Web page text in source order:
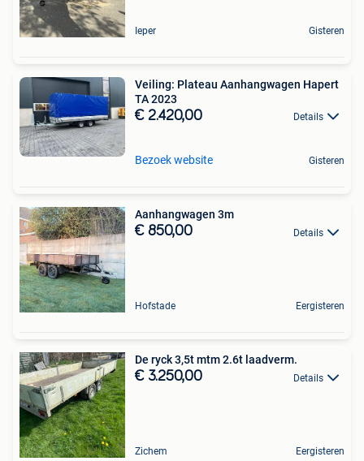
Ieper Gisteren
Veiling: Plateau Aanhangwagen Hapert
TA 2023
€ 2.420,00 Details
Bezoek website Gisteren
Aanhangwagen 3m
€ 850,00 Details
Hofstade Eergisteren
De ryck 3,5t mtm 2.6t laadverm.
€ 3.250,00 Details
Zichem Eergisteren